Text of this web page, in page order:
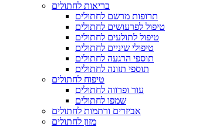
בריאות לחתולים
תרופות מרשם לחתולים
טיפול לפרעושים לחתולים
טיפול לתולעים לחתולים
טיפולי שיניים לחתולים
תוספי הרגעה לחתולים
תוספי תזונה לחתולים
טיפוח לחתולים
עור ופרווה לחתולים
שמפו לחתולים
אביזרים ורתמות לחתולים
מזון לחתולים